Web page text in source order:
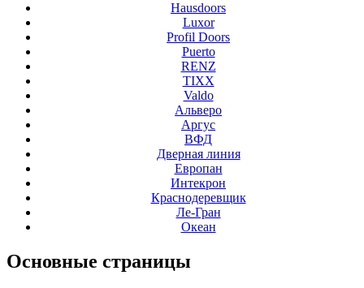
Hausdoors
Luxor
Profil Doors
Puerto
RENZ
TIXX
Valdo
Альверо
Аргус
ВФД
Дверная линия
Европан
Интекрон
Краснодеревщик
Ле-Гран
Океан
Основные страницы